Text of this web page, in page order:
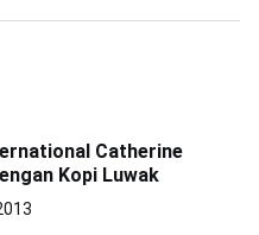
Catherine
Kopi Luwak